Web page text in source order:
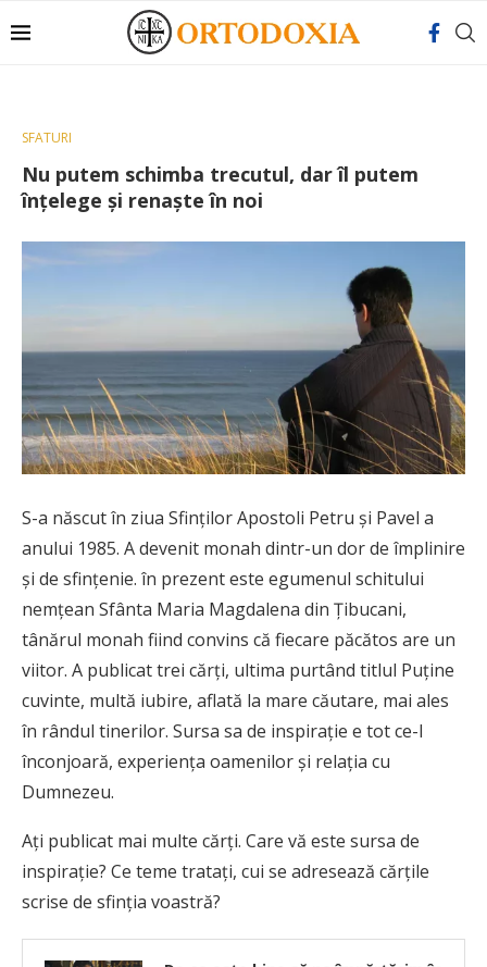
SFATURI
Nu putem schimba trecutul, dar îl putem
înțelege și renaște în noi
S-a născut în ziua Sfinților Apostoli Petru și Pavel a
anului 1985. A devenit monah dintr-un dor de împlinire
și de sfințenie. în prezent este egumenul schitului
nemțean Sfânta Maria Magdalena din Țibucani,
tânărul monah fiind convins că fiecare păcătos are un
viitor. A publicat trei cărți, ultima purtând titlul Puține
cuvinte, multă iubire, aflată la mare căutare, mai ales
în rândul tinerilor. Sursa sa de inspirație e tot ce-l
înconjoară, experiența oamenilor și relația cu
Dumnezeu.
Ați publicat mai multe cărți. Care vă este sursa de
inspirație? Ce teme tratați, cui se adresează cărțile
scrise de sfinția voastră?